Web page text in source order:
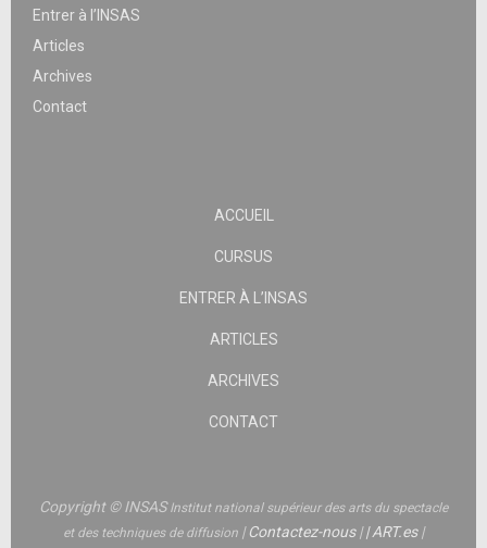
Entrer à l’INSAS
Articles
Archives
Contact
ACCUEIL
CURSUS
ENTRER À L’INSAS
ARTICLES
ARCHIVES
CONTACT
Copyright © INSASInstitut national supérieur des arts du spectacle
et des techniques de diffusion |Contactez-nous||ART.es|